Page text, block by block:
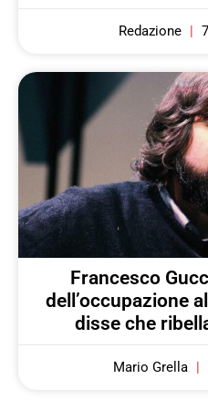
Redazione
Francesco
dell’occupazione
disse che
Mario Grella